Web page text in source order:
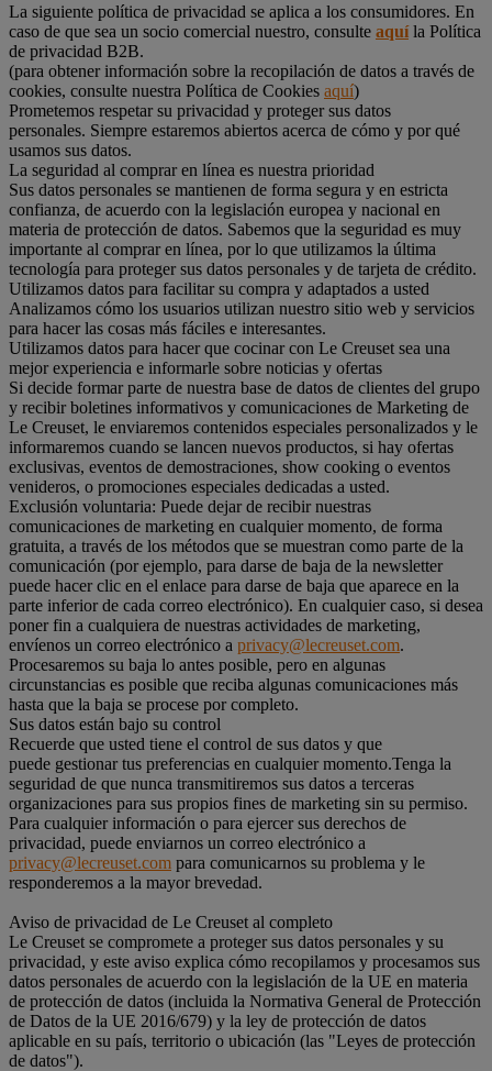
La siguiente política de privacidad se aplica a los consumidores. En
caso de que sea un socio comercial nuestro, consulte aquíla Política
de privacidad B2B.
(para obtener información sobre la recopilación de datos a través de
cookies, consulte nuestra Política de Cookies aquí)
Prometemos respetar su privacidad y proteger sus datos
personales. Siempre estaremos abiertos acerca de cómo y por qué
usamos sus datos.
La seguridad al comprar en línea es nuestra prioridad
Sus datos personales se mantienen de forma segura y en estricta
confianza, de acuerdo con la legislación europea y nacional en
materia de protección de datos. Sabemos que la seguridad es muy
importante al comprar en línea, por lo que utilizamos la última
tecnología para proteger sus datos personales y de tarjeta de crédito.
Utilizamos datos para facilitar su compra y adaptados a usted
Analizamos cómo los usuarios utilizan nuestro sitio web y servicios
para hacer las cosas más fáciles e interesantes.
Utilizamos datos para hacer que cocinar con Le Creuset sea una
mejor experiencia e informarle sobre noticias y ofertas
Si decide formar parte de nuestra base de datos de clientes del grupo
y recibir boletines informativos y comunicaciones de Marketing de
Le Creuset, le enviaremos contenidos especiales personalizados y le
informaremos cuando se lancen nuevos productos, si hay ofertas
exclusivas, eventos de demostraciones, show cooking o eventos
venideros, o promociones especiales dedicadas a usted.
Exclusión voluntaria: Puede dejar de recibir nuestras
comunicaciones de marketing en cualquier momento, de forma
gratuita, a través de los métodos que se muestran como parte de la
comunicación (por ejemplo, para darse de baja de la newsletter
puede hacer clic en el enlace para darse de baja que aparece en la
parte inferior de cada correo electrónico). En cualquier caso, si desea
poner fin a cualquiera de nuestras actividades de marketing,
envíenos un correo electrónico a privacy@lecreuset.com.
Procesaremos su baja lo antes posible, pero en algunas
circunstancias es posible que reciba algunas comunicaciones más
hasta que la baja se procese por completo.
Sus datos están bajo su control
Recuerde que usted tiene el control de sus datos y que
puede gestionar tus preferencias en cualquier momento.Tenga la
seguridad de que nunca transmitiremos sus datos a terceras
organizaciones para sus propios fines de marketing sin su permiso.
Para cualquier información o para ejercer sus derechos de
privacidad, puede enviarnos un correo electrónico a
privacy@lecreuset.com para comunicarnos su problema y le
responderemos a la mayor brevedad.
Aviso de privacidad de Le Creuset al completo
Le Creuset se compromete a proteger sus datos personales y su
privacidad, y este aviso explica cómo recopilamos y procesamos sus
datos personales de acuerdo con la legislación de la UE en materia
de protección de datos (incluida la Normativa General de Protección
de Datos de la UE 2016/679) y la ley de protección de datos
aplicable en su país, territorio o ubicación (las "Leyes de protección
de datos").